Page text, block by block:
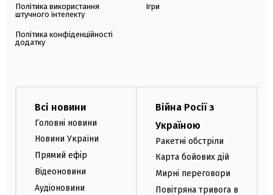
Політика використання
штучного інтелекту
Політика конфіденційності
додатку
Ігри
Всі новини
Головні новини
Новини України
Прямий ефір
Відеоновини
Аудіоновини
Війна Росії з
Україною
Ракетні обстріли
Карта бойових дій
Мирні переговори
Повітряна тривога в